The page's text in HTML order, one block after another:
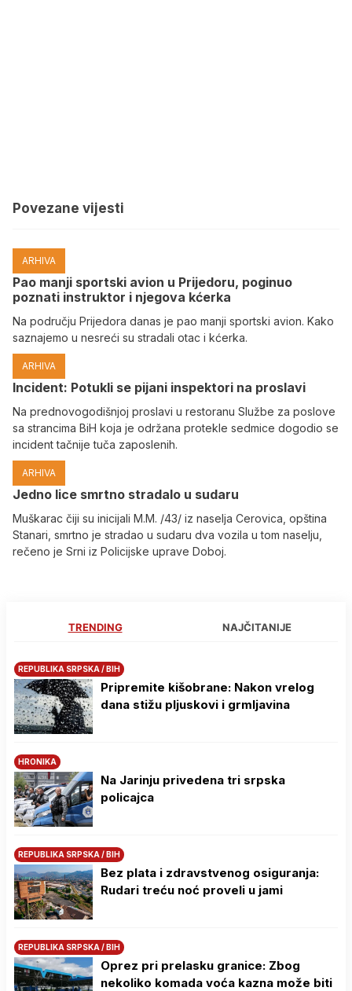
Povezane vijesti
ARHIVA
Pao manji sportski avion u Prijedoru, poginuo
poznati instruktor i njegova kćerka
Na području Prijedora danas je pao manji sportski avion. Kako
saznajemo u nesreći su stradali otac i kćerka.
ARHIVA
Incident: Potukli se pijani inspektori na proslavi
Na prednovogodišnjoj proslavi u restoranu Službe za poslove
sa strancima BiH koja je održana protekle sedmice dogodio se
incident tačnije tuča zaposlenih.
ARHIVA
Јedno lice smrtno stradalo u sudaru
Muškarac čiji su inicijali M.M. /43/ iz naselja Cerovica, opština
Stanari, smrtno je stradao u sudaru dva vozila u tom naselju,
rečeno je Srni iz Policijske uprave Doboj.
TRENDING NAJČITANIJE
REPUBLIKA SRPSKA / BIH
Pripremite kišobrane: Nakon vrelog
dana stižu pljuskovi i grmljavina
HRONIKA
Na Јarinju privedena tri srpska
policajca
REPUBLIKA SRPSKA / BIH
Bez plata i zdravstvenog osiguranja:
Rudari treću noć proveli u jami
REPUBLIKA SRPSKA / BIH
Oprez pri prelasku granice: Zbog
nekoliko komada voća kazna može biti